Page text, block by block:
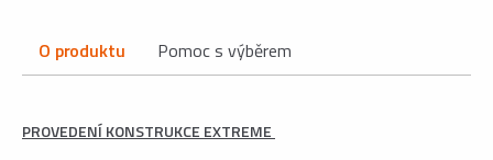
O produktu Pomoc s výběrem
PROVEDENÍ KONSTRUKCE EXTREME